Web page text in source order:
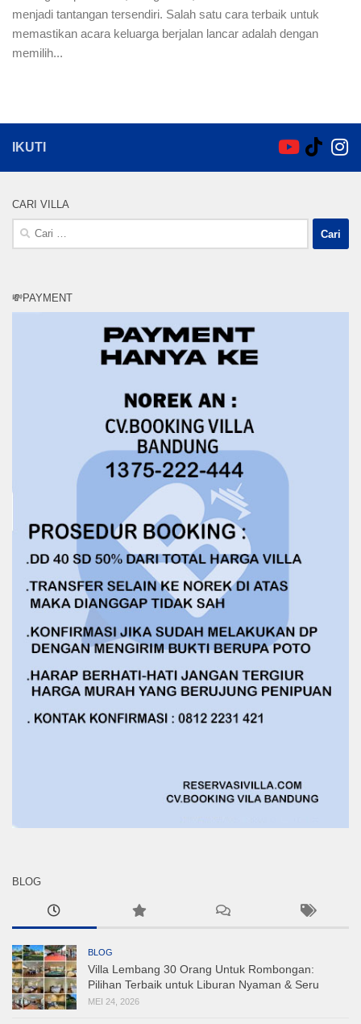
menjadi tantangan tersendiri. Salah satu cara terbaik untuk
memastikan acara keluarga berjalan lancar adalah dengan
memilih...
IKUTI
CARI VILLA
Cari
untuk:
💸PAYMENT
BLOG
BLOG
Villa Lembang 30 Orang Untuk Rombongan:
Pilihan Terbaik untuk Liburan Nyaman & Seru
MEI 24, 2026